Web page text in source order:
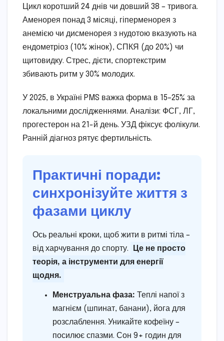
Цикл коротший 24 днів чи довший 38 – тривога.
Аменорея понад 3 місяці, гіперменорея з
анемією чи дисменорея з нудотою вказують на
ендометріоз (10% жінок), СПКЯ (до 20%) чи
щитовидку. Стрес, дієти, спортекстрим
збивають ритм у 30% молодих.
У 2025, в Україні PMS важка форма в 15–25% за
локальними дослідженнями. Аналізи: ФСГ, ЛГ,
прогестерон на 21-й день. УЗД фіксує фолікули.
Ранній діагноз рятує фертильність.
Практичні поради:
синхронізуйте життя з
фазами циклу
Ось реальні кроки, щоб жити в ритмі тіла –
від харчування до спорту.
Це не просто
теорія, а інструменти для енергії
щодня.
Менструальна фаза: Теплі напої з
магнієм (шпинат, банани), йога для
розслаблення. Уникайте кофеїну –
посилює спазми. Сон 9+ годин для